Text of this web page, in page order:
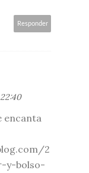
Responder
encanta
2
y-bolso-